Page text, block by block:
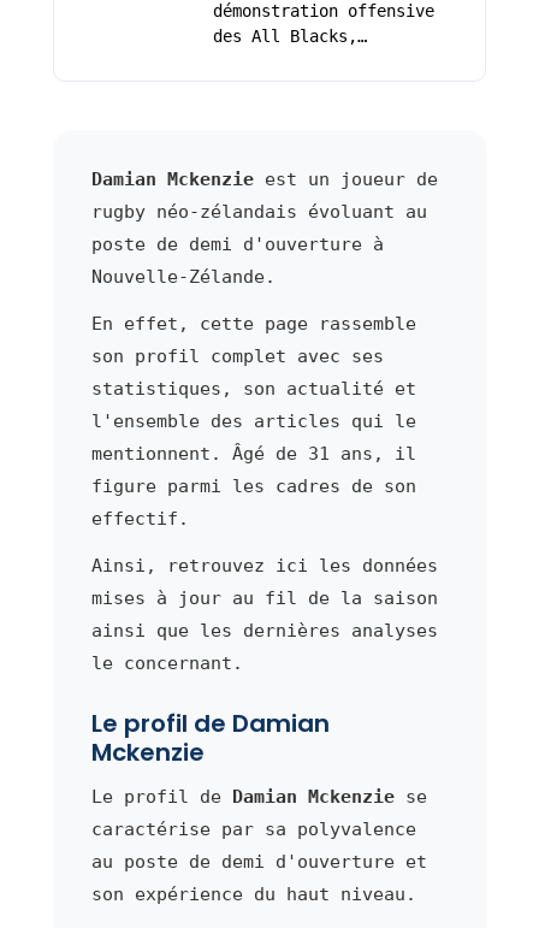
démonstration offensive
des All Blacks,…
Damian Mckenzieest un joueur de
rugby néo-zélandais évoluant au
poste de demi d'ouverture à
Nouvelle-Zélande.
En effet, cette page rassemble
son profil complet avec ses
statistiques, son actualité et
l'ensemble des articles qui le
mentionnent. Âgé de 31 ans, il
figure parmi les cadres de son
effectif.
Ainsi, retrouvez ici les données
mises à jour au fil de la saison
ainsi que les dernières analyses
le concernant.
Le profil de Damian
Mckenzie
Le profil de Damian Mckenziese
caractérise par sa polyvalence
au poste de demi d'ouverture et
son expérience du haut niveau.